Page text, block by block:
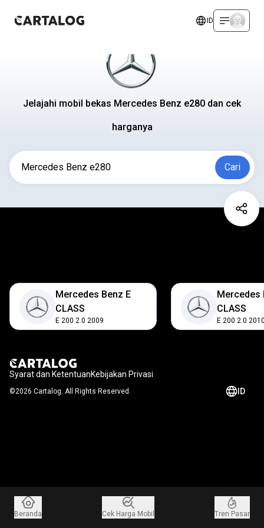
Beranda Cek Harga Mobil Tren Pasar
ID
Jelajahi mobil bekas Mercedes Benz e280 dan cek
harganya
Mercedes Benz e280 Cari
Mercedes Benz E
CLASS
E 200 2.0 2009
Mercedes
CLASS
E 200 2.0
Syarat dan KetentuanKebijakan Privasi
©2026 Cartalog. All Rights Reserved. ID